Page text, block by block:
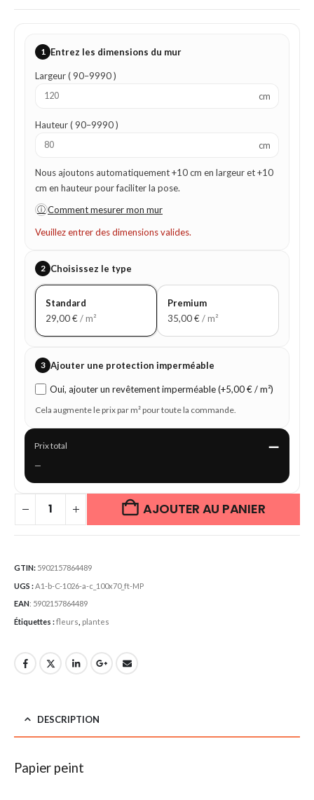
1 Entrez les dimensions du mur
Largeur ( 90–9990 )
cm
Hauteur ( 90–9990 )
cm
Nous ajoutons automatiquement +10 cm en largeur et +10
cm en hauteur pour faciliter la pose.
ⓘ Comment mesurer mon mur
Veuillez entrer des dimensions valides.
2 Choisissez le type
Standard
29,00€/ m²
Premium
35,00€/ m²
3 Ajouter une protection imperméable
Oui, ajouter un revêtement imperméable (+5,00 € / m²)
Cela augmente le prix par m² pour toute la commande.
Prix total —
—
AJOUTER AU PANIER
GTIN: 5902157864489
UGS :A1-b-C-1026-a-c_100x70_ft-MP
EAN: 5902157864489
Étiquettes :fleurs plantes
DESCRIPTION
Papier peint